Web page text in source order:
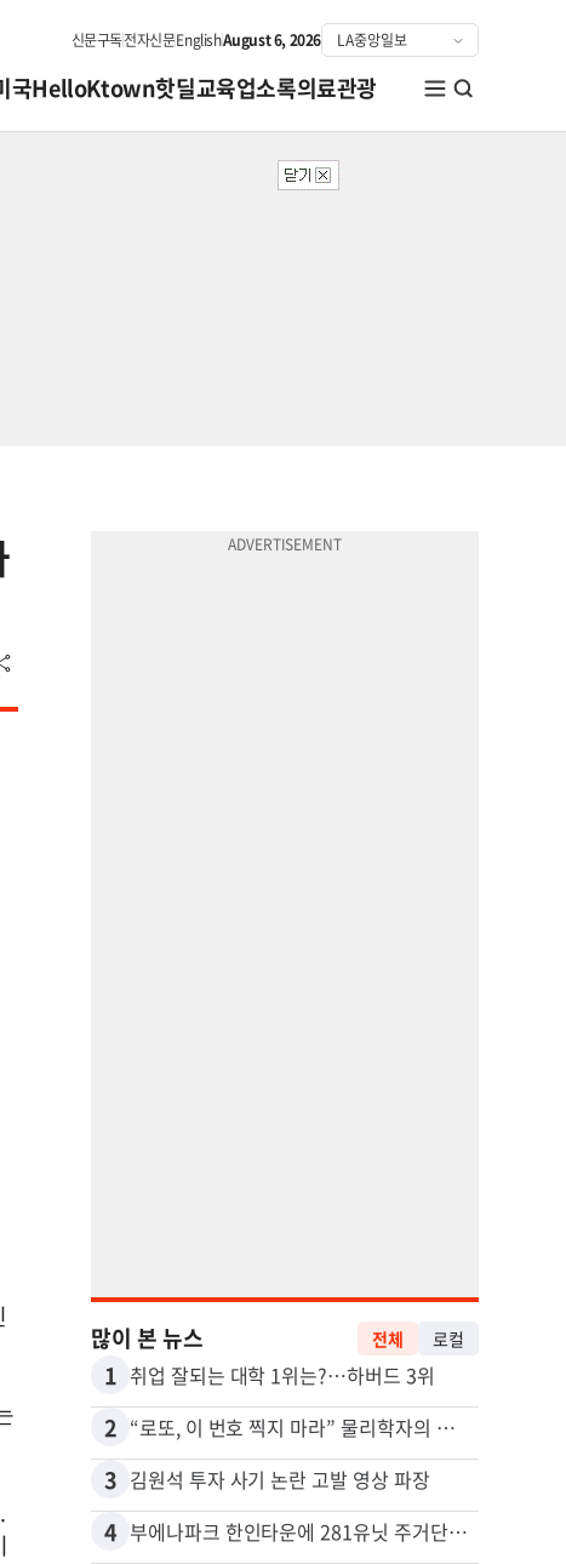
신문구독전자신문EnglishAugust 6, 2026
국HelloKtown핫딜교육업소록의료관광
많이 본 뉴스 전체 로컬
1 취업 잘되는 대학 1위는?…하버드 3위
2 “로또, 이 번호 찍지 마라” 물리학자의 당첨금 높이는 비밀
3 김원석 투자 사기 논란 고발 영상 파장
4 부에나파크 한인타운에 281유닛 주거단지 들어선다